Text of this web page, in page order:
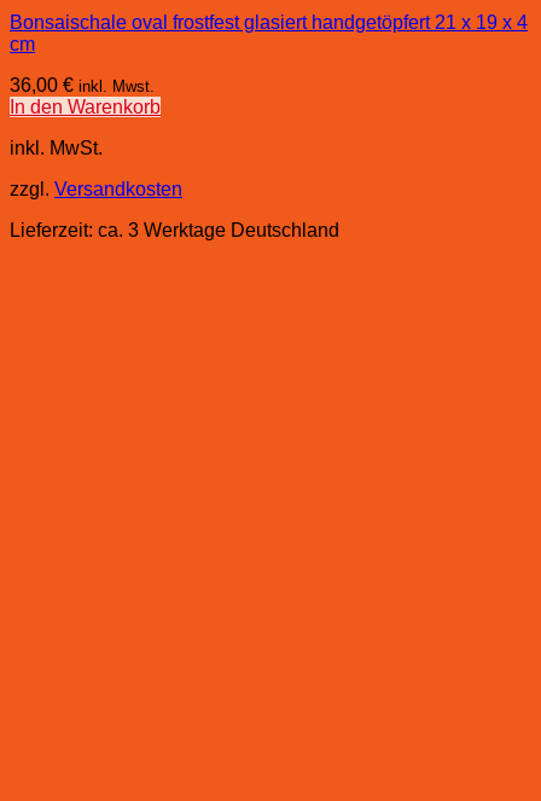
Bonsaischale oval frostfest glasiert handgetöpfert 21 x 19 x 4
cm
36,00 € inkl. Mwst.
In den Warenkorb
inkl. MwSt.
zzgl. Versandkosten
Lieferzeit: ca. 3 Werktage Deutschland